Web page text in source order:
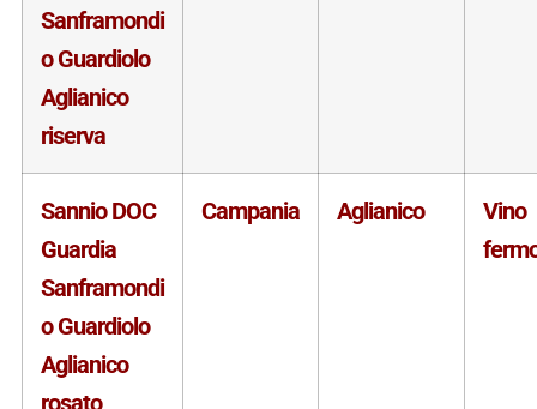
Sanframondi
o Guardiolo
Aglianico
riserva
Sannio DOC
Guardia
Sanframondi
o Guardiolo
Aglianico
rosato
Campania Aglianico
Vino